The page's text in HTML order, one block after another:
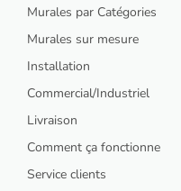
Murales par Catégories
Murales sur mesure
Installation
Commercial/Industriel
Livraison
Comment ça fonctionne
Service clients